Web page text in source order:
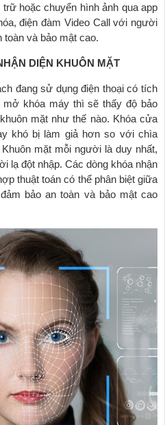
hoặc chuyển hình ảnh qua app
điện đàm Video Call với người
và bảo mật cao.
DIỆN KHUÔN MẶT
đang sử dụng điện thoại có tích
mở khóa máy thì sẽ thấy độ bảo
mặt như thế nào. Khóa cửa
khó bị làm giả hơn so với chìa
mặt mỗi người là duy nhất,
lạ đột nhập. Các dòng khóa nhận
thuật toán có thể phân biệt giữa
bảo an toàn và bảo mật cao